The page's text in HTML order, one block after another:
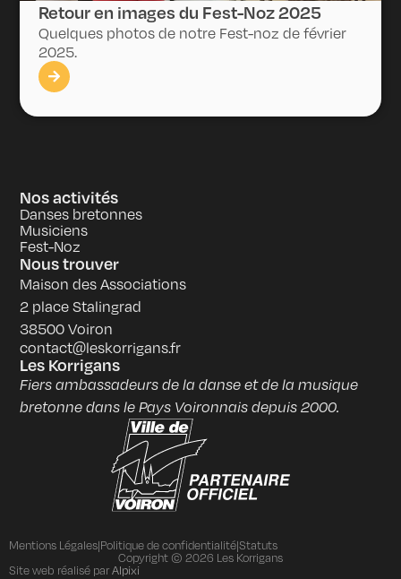
Retour en images du Fest-Noz 2025
Quelques photos de notre Fest-noz de février
2025.
Nos activités
Danses bretonnes
Musiciens
Fest-Noz
Nous trouver
Maison des Associations
2 place Stalingrad
38500 Voiron
contact@leskorrigans.fr
Les Korrigans
Fiers ambassadeurs de la danse et de la musique
bretonne dans le Pays Voironnais depuis 2000.
Copyright © 2026 Les Korrigans
Mentions Légales|Politique de confidentialité|Statuts
Site web réalisé parAlpixi